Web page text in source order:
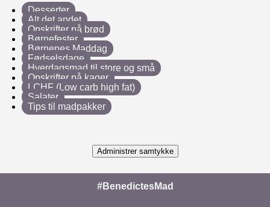
Desserter
Alt det andet
Opskrifter på brød
Børnefester
Børnenes Maddag
Fødselsdage
Hverdagsmad til store og små
Opskrifter på kager
LCHF (Low carb high fat)
Salater
Tips til madpakker
Administrer samtykke
#BenedictesMad